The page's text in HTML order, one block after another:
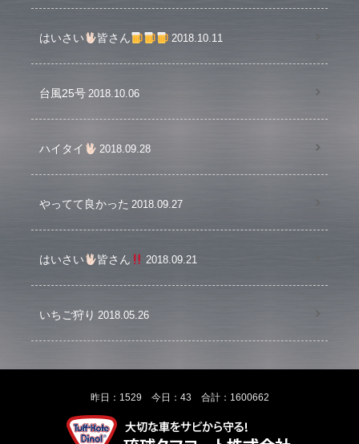
はいさい 皆さん 2018.10.11
台風25号 2018.10.06
ハイタイ 2018.09.28
やってて良かった 2018.09.27
はいさい 皆さん 2018.09.21
いちご狩り 2018.05.26
昨日：1529 今日：43 合計：1600662